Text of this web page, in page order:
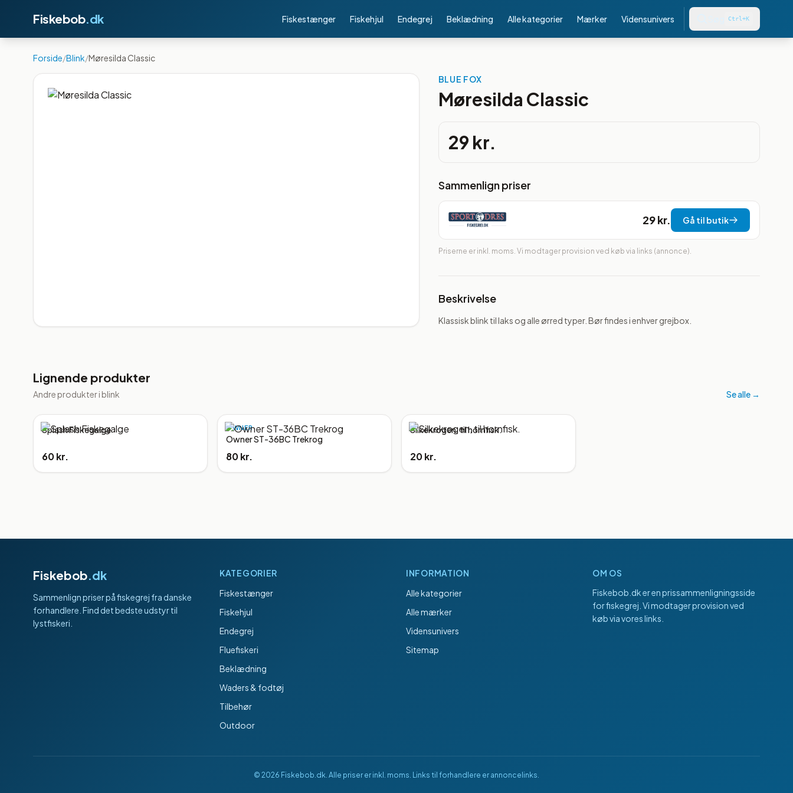
Fiskebob.dk Fiskestænger Fiskehjul Endegrej Beklædning Alle kategorier Mærker Vidensunivers Ctrl+K
Forside/Blink/Møresilda Classic
BLUE FOX
Møresilda Classic
29 kr.
Sammenlign priser
29 kr. Gå til butik
Priserne er inkl. moms. Vi modtager provision ved køb via links (annonce).
Beskrivelse
Klassisk blink til laks og alle ørred typer. Bør findes i enhver grejbox.
Lignende produkter
Andre produkter i blink Se alle →
Splash Fiskegalge
60 kr.
OWNER
Owner ST-36BC Trekrog
80 kr.
Silkekrogen, til hornfisk.
20 kr.
Fiskebob.dk
Sammenlign priser på fiskegrej fra danske
forhandlere. Find det bedste udstyr til
lystfiskeri.
KATEGORIER
Fiskestænger
Fiskehjul
Endegrej
Fluefiskeri
Beklædning
Waders & fodtøj
Tilbehør
Outdoor
INFORMATION
Alle kategorier
Alle mærker
Vidensunivers
Sitemap
OM OS
Fiskebob.dker en prissammenligningsside
for fiskegrej. Vi modtager provision ved
køb via vores links.
© 2026 Fiskebob.dk. Alle priser er inkl. moms. Links til forhandlere er annoncelinks.